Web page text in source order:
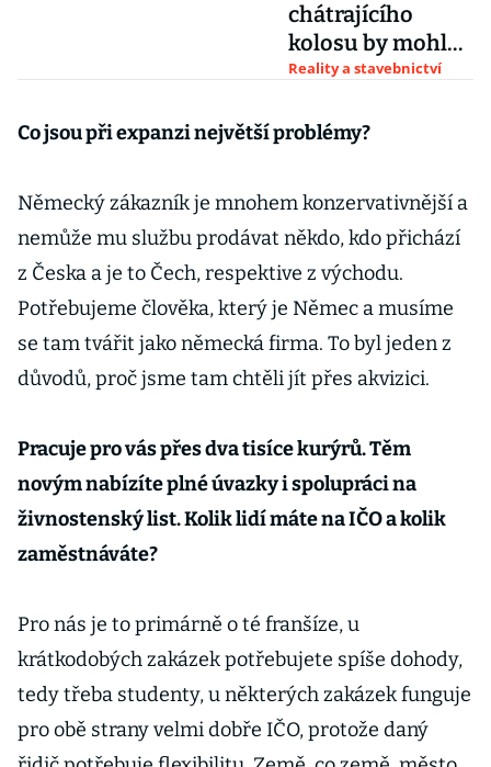
chátrajícího
kolosu by mohl
být startupový
Reality a stavebnictví
Co jsou při expanzi největší problémy?
Německý zákazník je mnohem konzervativnější a
nemůže mu službu prodávat někdo, kdo přichází
z Česka a je to Čech, respektive z východu.
Potřebujeme člověka, který je Němec a musíme
se tam tvářit jako německá firma. To byl jeden z
důvodů, proč jsme tam chtěli jít přes akvizici.
Pracuje pro vás přes dva tisíce kurýrů. Těm
novým nabízíte plné úvazky i spolupráci na
živnostenský list. Kolik lidí máte na IČO a kolik
zaměstnáváte?
Pro nás je to primárně o té franšíze, u
krátkodobých zakázek potřebujete spíše dohody,
tedy třeba studenty, u některých zakázek funguje
pro obě strany velmi dobře IČO, protože daný